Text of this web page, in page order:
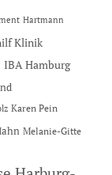
Hartmann
Klinik
IBA Hamburg
Karen Pein
Melanie-Gitte